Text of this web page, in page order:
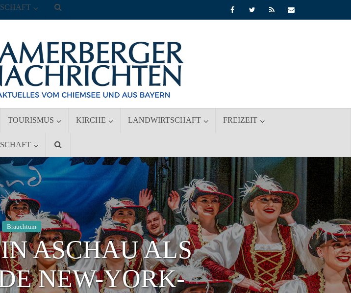
TOURISMUS KIRCHE LANDWIRTSCHAFT FREIZEIT
Brauchtum
ASCHAU ALS
NEW-YORK-